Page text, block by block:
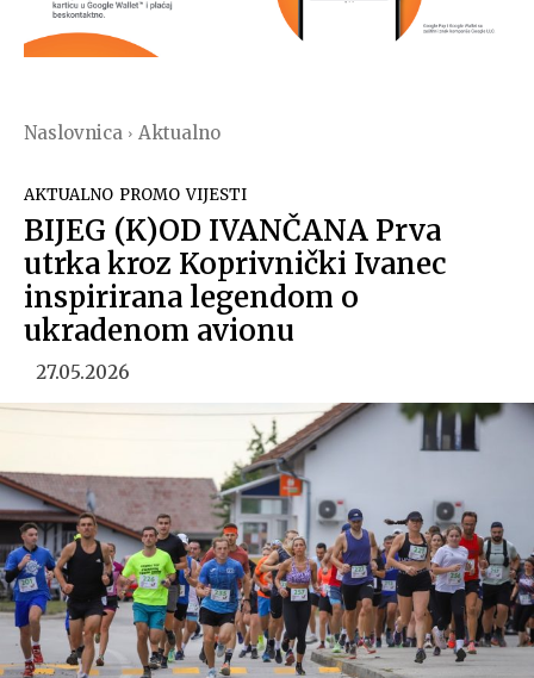
Naslovnica Aktualno
AKTUALNO PROMO VIJESTI
BIJEG (K)OD IVANČANA Prva
utrka kroz Koprivnički Ivanec
inspirirana legendom o
ukradenom avionu
27.05.2026